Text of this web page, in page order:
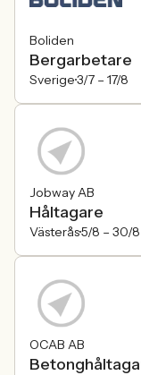
Boliden
Bergarbetare
Sverige3/7 – 17/8
Jobway AB
Håltagare
Västerås5/8 – 30/8
OCAB AB